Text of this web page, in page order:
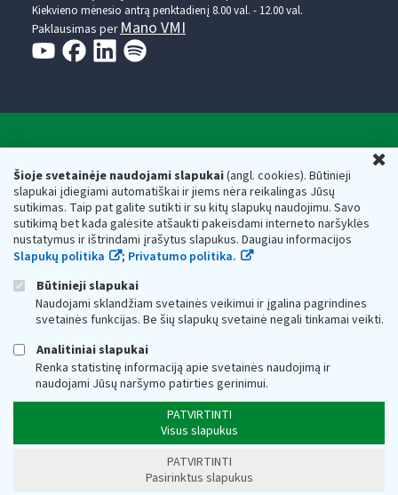
Šioje svetainėje naudojami slapukai(angl. cookies). Būtinieji
slapukai įdiegiami automatiškai ir jiems nėra reikalingas Jūsų
sutikimas. Taip pat galite sutikti ir su kitų slapukų naudojimu. Savo
sutikimą bet kada galėsite atšaukti pakeisdami interneto naršyklės
nustatymus ir ištrindami įrašytus slapukus. Daugiau informacijos
Slapukų politika
; Privatumo politika.
Būtinieji slapukai
Naudojami sklandžiam svetainės veikimui ir įgalina pagrindines
svetainės funkcijas. Be šių slapukų svetainė negali tinkamai veikti.
Analitiniai slapukai
Renka statistinę informaciją apie svetainės naudojimą ir
naudojami Jūsų naršymo patirties gerinimui.
PATVIRTINTI
Visus slapukus
PATVIRTINTI
Pasirinktus slapukus
Kiekvieno mėnesio antrą penktadienį 8.00 val. - 12.00 val.
Paklausimas per Mano VMI
Respublikos finansų ministerijos
Biudžetinė įstaiga. Juridinio asmens kodas — 188659752,
adresas: Vasario 16-osios g. 14, 01107 Vilnius, Lietuva, el.paštas:
vmi@vmi.lt, E. pristatymo dėžutės adresas 188659752
Duomenys apie Valstybinę mokesčių inspekciją prie Lietuvos
Respublikos finansų ministerijos kaupiami ir saugomi Juridinių